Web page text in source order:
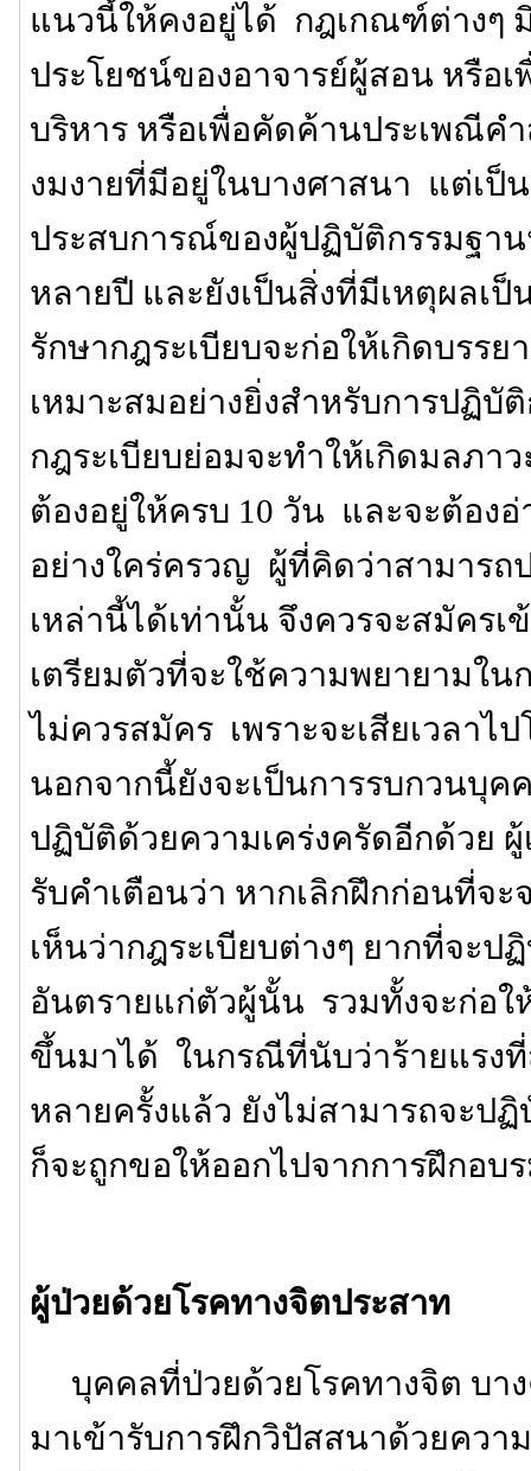
แนวนี้ให้คงอยู่ได้ กฎเกณฑ์ต่างๆ
ประโยชน์ของอาจารย์ผู้สอน หรือ
บริหาร หรือเพื่อคัดค้านประเพณีค
งมงายที่มีอยู่ในบางศาสนา แต่เป็
ประสบการณ์ของผู้ปฏิบัติกรรมฐา
หลายปี และยังเป็นสิ่งที่มีเหตุผลเ
รักษากฎระเบียบจะก่อให้เกิดบรรย
เหมาะสมอย่างยิ่งสำหรับการปฏิบั
กฎระเบียบย่อมจะทำให้เกิดมลภา
ต้องอยู่ให้ครบ 10 วัน และจะต้องอ่
อย่างใคร่ครวญ ผู้ที่คิดว่าสามาร
เหล่านี้ได้เท่านั้น จึงควรจะสมัคร
เตรียมตัวที่จะใช้ความพยายามใน
ไม่ควรสมัคร เพราะจะเสียเวลาไ
นอกจากนี้ยังจะเป็นการรบกวนบุค
ปฏิบัติด้วยความเคร่งครัดอีกด้วย ผู้
รับคำเตือนว่า หากเลิกฝึกก่อนที่จะ
เห็นว่ากฎระเบียบต่างๆ ยากที่จะป
อันตรายแก่ตัวผู้นั้น รวมทั้งจะก่อใ
ขึ้นมาได้ ในกรณีที่นับว่าร้ายแรงที่
หลายครั้งแล้ว ยังไม่สามารถจะป
ก็จะถูกขอให้ออกไปจากการฝึกอบ
ผู้ป่วยด้วยโรคทางจิตประสาท
บุคคลที่ป่วยด้วยโรคทางจิต บาง
มาเข้ารับการฝึกวิปัสสนาด้วยควา